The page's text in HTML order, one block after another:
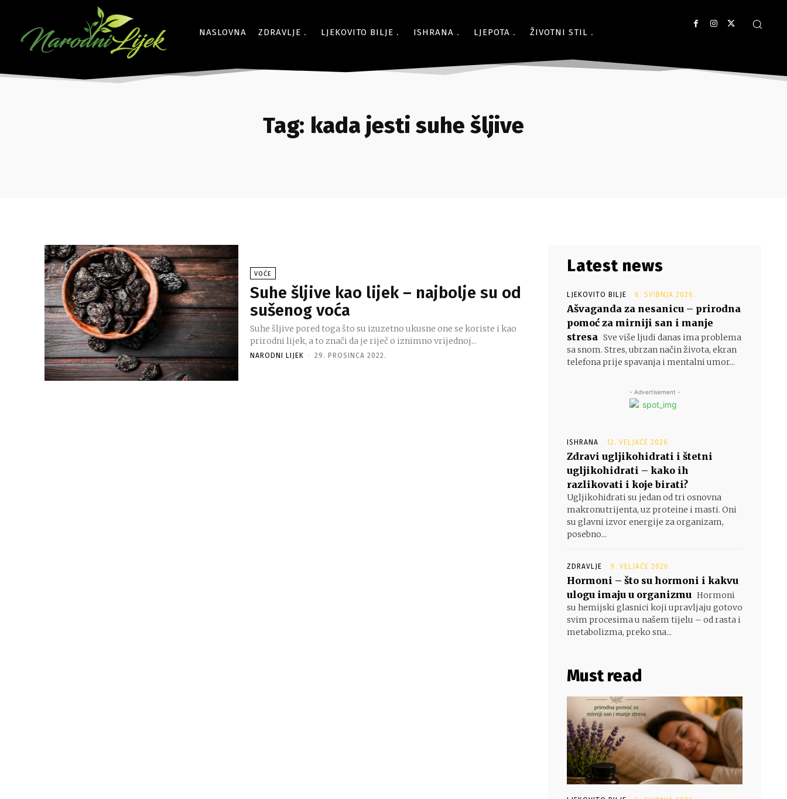
NASLOVNA ZDRAVLJE LJEKOVITO BILJE ISHRANA LJEPOTA ŽIVOTNI STIL
Tag: kada jesti suhe šljive
VOĆE
Suhe šljive kao lijek – najbolje su od
sušenog voća
Suhe šljive pored toga što su izuzetno ukusne one se koriste i kao
prirodni lijek, a to znači da je riječ o iznimno vrijednoj...
NARODNI LIJEK - 29. PROSINCA 2022.
Latest news
LJEKOVITO BILJE 6. SVIBNJA 2026.
Ašvaganda za nesanicu – prirodna
pomoć za mirniji san i manje
stresa Sve više ljudi danas ima problema
sa snom. Stres, ubrzan način života, ekran
telefona prije spavanja i mentalni umor...
- Advertisement -
ISHRANA 12. VELJAČE 2026.
Zdravi ugljikohidrati i štetni
ugljikohidrati – kako ih
razlikovati i koje birati?
Ugljikohidrati su jedan od tri osnovna
makronutrijenta, uz proteine i masti. Oni
su glavni izvor energije za organizam,
posebno...
ZDRAVLJE 9. VELJAČE 2026.
Hormoni – što su hormoni i kakvu
ulogu imaju u organizmu Hormoni
su hemijski glasnici koji upravljaju gotovo
svim procesima u našem tijelu – od rasta i
metabolizma, preko sna...
Must read